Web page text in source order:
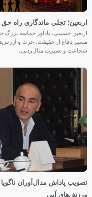
اربعین؛ تجلی ماندگاری راه حق
اربعین حسینی، یادآور حماسه بزرگ
مسیر دفاع از حقیقت، عزت و
شجاعت و بصیرت مثال‌زدنی،
تصویب پاداش مدال‌آوران
ورزش‌های آبی